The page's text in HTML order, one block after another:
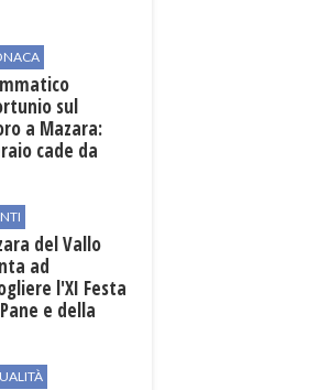
sul
a Mazara:
cade da
del Vallo
ad
l'XI Festa
e della